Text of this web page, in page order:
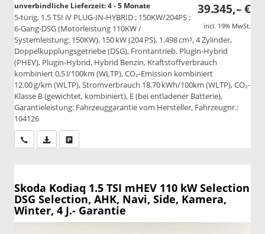
39.345,– €
incl. 19% MwSt.
unverbindliche Lieferzeit: 4 - 5 Monate
5-türig, 1.5 TSI iV PLUG-IN-HYBRID ; 150KW/204PS ;
6-Gang-DSG (Motorleistung 110KW /
Systemleistung: 150KW), 150 kW (204 PS), 1.498 cm³, 4 Zylinder,
Doppelkupplungsgetriebe (DSG), Frontantrieb, Plugin-Hybrid
(PHEV), Plugin-Hybrid, Hybrid Benzin, Kraftstoffverbrauch
kombiniert 0,5 l/100km (WLTP), CO₂-Emission kombiniert
12.00 g/km (WLTP), Stromverbrauch 18.70 kWh/100km (WLTP), CO₂-
Klasse B (gewichtet, kombiniert), E (bei entladener Batterie),
Garantieleistung: Fahrzeuggarantie vom Hersteller, Fahrzeugnr.:
104126
Wir rufen Sie anPDF-Datei, Fahrzeugexposé drucken
Skoda Kodiaq 1.5 TSI mHEV 110 kW Selection
DSG Selection, AHK, Navi, Side, Kamera,
Winter, 4 J.- Garantie